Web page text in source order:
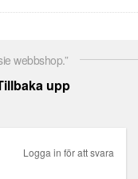
webbshop.”
upp
Logga in för att svara